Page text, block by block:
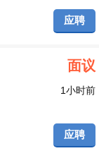
应聘
面议
1小时前
应聘